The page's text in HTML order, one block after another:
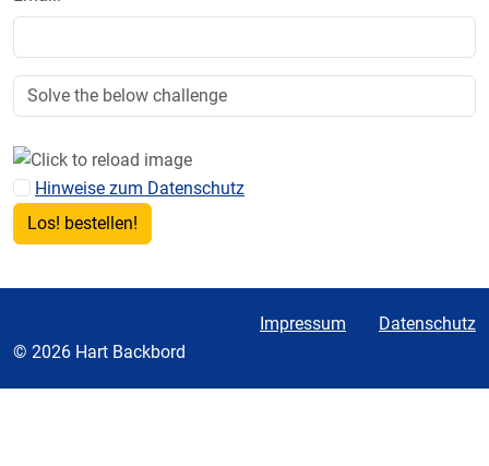
Hinweise zum Datenschutz
© 2026 Hart Backbord
Impressum Datenschutz